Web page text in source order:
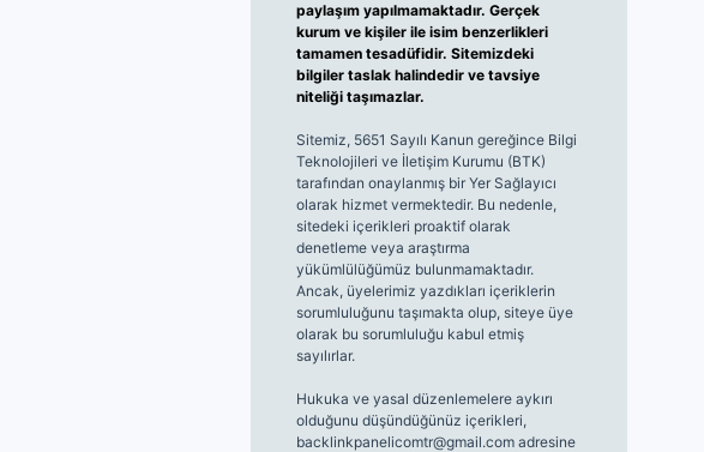
paylaşım yapılmamaktadır. Gerçek
kurum ve kişiler ile isim benzerlikleri
tamamen tesadüfidir. Sitemizdeki
bilgiler taslak halindedir ve tavsiye
niteliği taşımazlar.
Sitemiz, 5651 Sayılı Kanun gereğince Bilgi
Teknolojileri ve İletişim Kurumu (BTK)
tarafından onaylanmış bir Yer Sağlayıcı
olarak hizmet vermektedir. Bu nedenle,
sitedeki içerikleri proaktif olarak
denetleme veya araştırma
yükümlülüğümüz bulunmamaktadır.
Ancak, üyelerimiz yazdıkları içeriklerin
sorumluluğunu taşımakta olup, siteye üye
olarak bu sorumluluğu kabul etmiş
sayılırlar.
Hukuka ve yasal düzenlemelere aykırı
olduğunu düşündüğünüz içerikleri,
backlinkpanelicomtr@gmail.comadresine